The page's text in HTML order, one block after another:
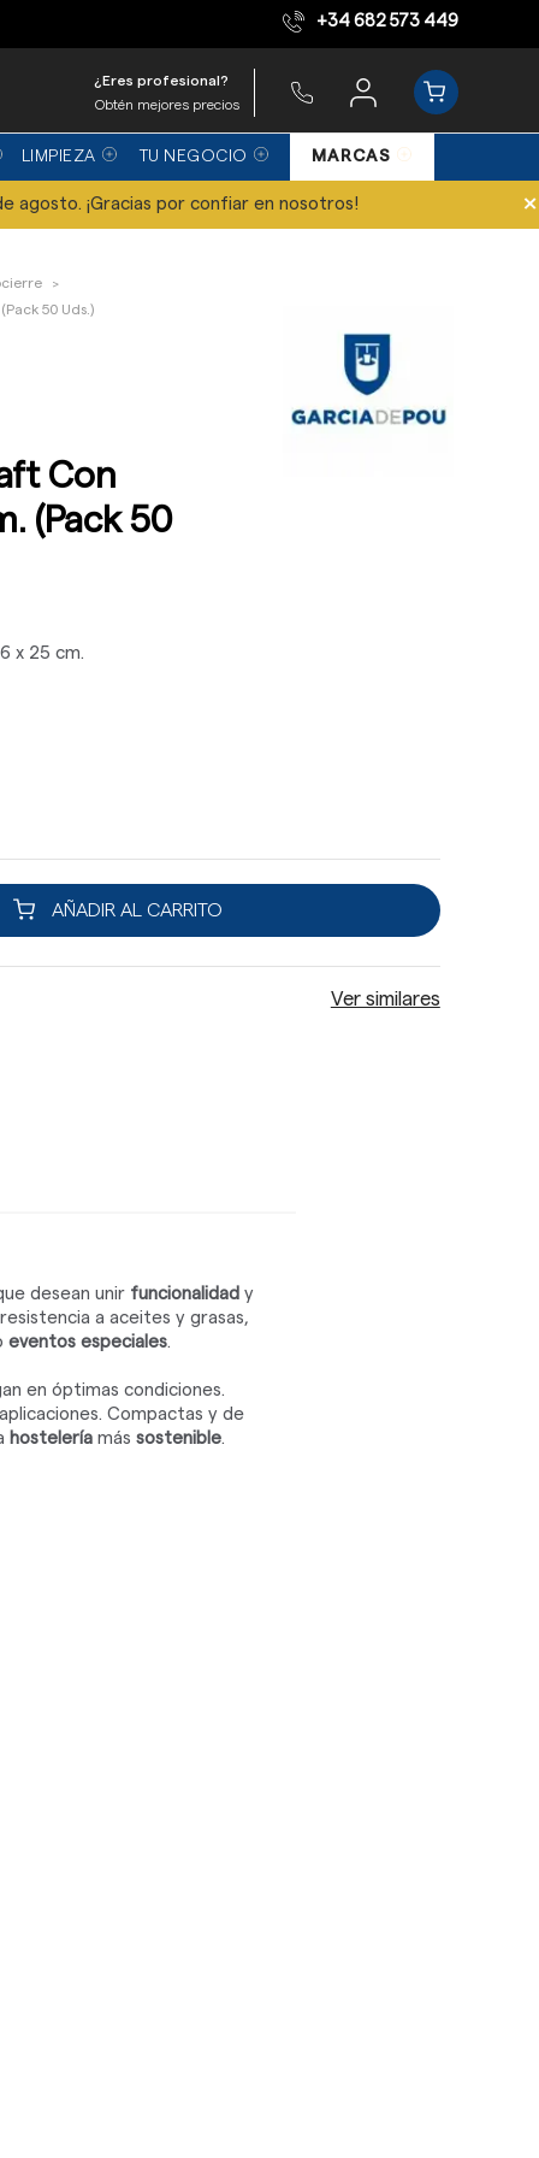
Equipo de expertos +34 682 573 449
¿Eres profesional?
Obtén mejores precios
LIMPIEZA TU NEGOCIO MARCAS
agosto. ¡Gracias por confiar en nosotros! ×
50 Uds.)
Con
(Pack 50
x 25 cm.
AÑADIR AL CARRITO
Ver similares
desean unir funcionalidad y
a aceites y grasas,
eventos especiales.
en óptimas condiciones.
Compactas y de
hosteleríamás sostenible.